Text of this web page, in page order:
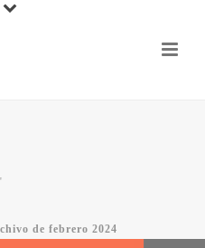
de febrero 2024